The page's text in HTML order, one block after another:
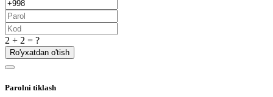
2 + 2 = ?
Ro'yxatdan o'tish
Parolni tiklash